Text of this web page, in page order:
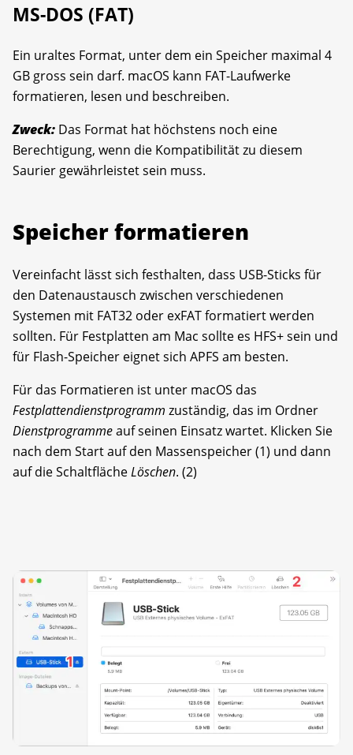
MS-DOS (FAT)
Ein uraltes Format, unter dem ein Speicher maximal 4
GB gross sein darf. macOS kann FAT-Laufwerke
formatieren, lesen und beschreiben.
Zweck: Das Format hat höchstens noch eine
Berechtigung, wenn die Kompatibilität zu diesem
Saurier gewährleistet sein muss.
Speicher formatieren
Vereinfacht lässt sich festhalten, dass USB-Sticks für
den Datenaustausch zwischen verschiedenen
Systemen mit FAT32 oder exFAT formatiert werden
sollten. Für Festplatten am Mac sollte es HFS+ sein und
für Flash-Speicher eignet sich APFS am besten.
Für das Formatieren ist unter macOS das
Festplattendienstprogramm zuständig, das im Ordner
Dienstprogrammeauf seinen Einsatz wartet. Klicken Sie
nach dem Start auf den Massenspeicher (1) und dann
auf die SchaltflächeLöschen. (2)